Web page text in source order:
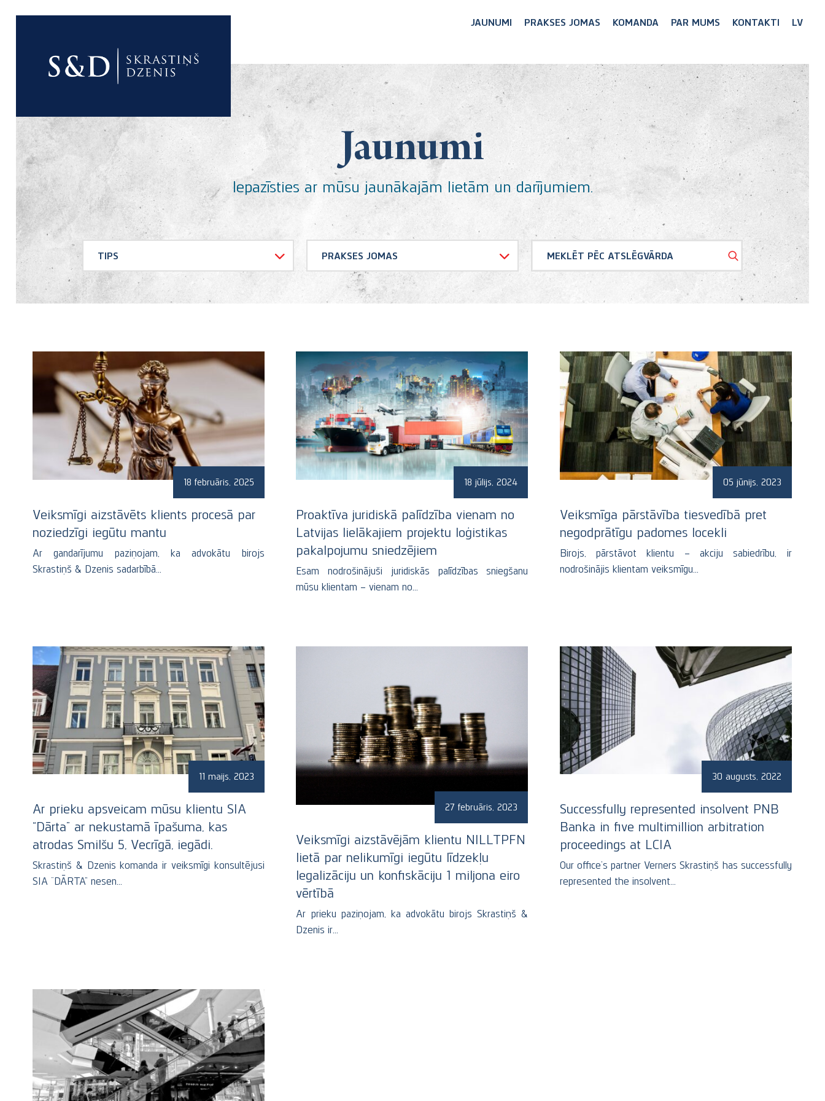
JAUNUMI PRAKSES JOMAS KOMANDA PAR MUMS KONTAKTI LV
Jaunumi
Iepazīsties ar mūsu jaunākajām lietām un darījumiem.
TIPS
Izvēlēties visu
Atsauksmes
Konferences
Lietas un darījumi
Uncategorized
PRAKSES JOMAS
Banku un finanšu tiesības
Komerctiesības, uzņēmumu iegāde un
18 februāris, 2025
Veiksmīgi aizstāvēts klients procesā par
noziedzīgi iegūtu mantu
Ar gandarījumu paziņojam, ka advokātu birojs
Skrastiņš & Dzenis sadarbībā…
18 jūlijs, 2024
Proaktīva juridiskā palīdzība vienam no
Latvijas lielākajiem projektu loģistikas
pakalpojumu sniedzējiem
Esam nodrošinājuši juridiskās palīdzības sniegšanu
mūsu klientam – vienam no…
05 jūnijs, 2023
Veiksmīga pārstāvība tiesvedībā pret
negodprātīgu padomes locekli
Birojs, pārstāvot klientu – akciju sabiedrību, ir
nodrošinājis klientam veiksmīgu…
11 maijs, 2023
Ar prieku apsveicam mūsu klientu SIA
“Dārta” ar nekustamā īpašuma, kas
atrodas Smilšu 5, Vecrīgā, iegādi.
Skrastiņš & Dzenis komanda ir veiksmīgi konsultējusi
SIA “DĀRTA” nesen…
27 februāris, 2023
Veiksmīgi aizstāvējām klientu NILLTPFN
lietā par nelikumīgi iegūtu līdzekļu
legalizāciju un konfiskāciju 1 miljona eiro
vērtībā
Ar prieku paziņojam, ka advokātu birojs Skrastiņš &
Dzenis ir…
30 augusts, 2022
Successfully represented insolvent PNB
Banka in five multimillion arbitration
proceedings at LCIA
Our office’s partner Verners Skrastiņš has successfully
represented the insolvent…